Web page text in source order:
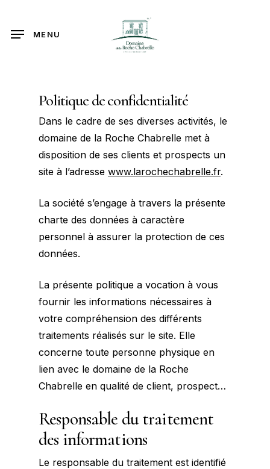
main
MENU
Politique de confidentialité
Dans le cadre de ses diverses activités, le
domaine de la Roche Chabrelle met à
disposition de ses clients et prospects un
site à l’adresse www.larochechabrelle.fr.
La société s’engage à travers la présente
charte des données à caractère
personnel à assurer la protection de ces
données.
La présente politique a vocation à vous
fournir les informations nécessaires à
votre compréhension des différents
traitements réalisés sur le site. Elle
concerne toute personne physique en
lien avec le domaine de la Roche
Chabrelle en qualité de client, prospect…
Responsable du traitement
des informations
Le responsable du traitement est identifié